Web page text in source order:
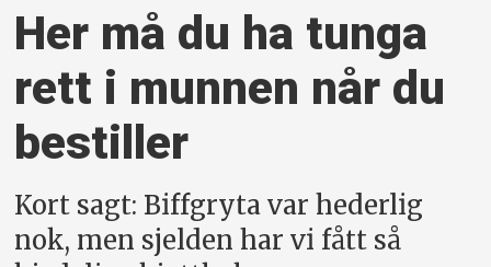
Her må du ha tunga
rett i munnen når du
bestiller
Kort sagt: Biffgryta var hederlig
nok, men sjelden har vi fått så